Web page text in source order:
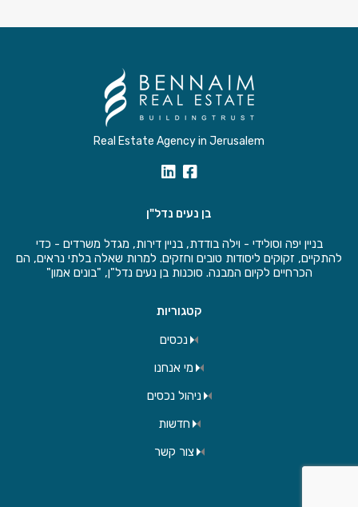
Real Estate Agency in Jerusalem
בן נעים נדל"ן
בניין יפה וסולידי - וילה בודדת, בניין דירות, מגדל משרדים - כדי
להתקיים, זקוקים ליסודות טובים וחזקים. למרות שאלה בלתי נראים, הם
הכרחיים לקיום המבנה. סוכנות בן נעים נדל"ן, "בונים אמון"
קטגוריות
נכסים
מי אנחנו
ניהול נכסים
חדשות
צור קשר